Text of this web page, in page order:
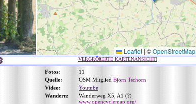
Leaflet | ©OpenStreetMap
VERGRÖßERTE KARTENANSICHT!
Fotos:
11
Quelle:
OSM Mitglied Björn Tschorn
Video:
Youtube
Wandern:
Wanderweg X5, A1 (?)
www.opencyclemap.org/